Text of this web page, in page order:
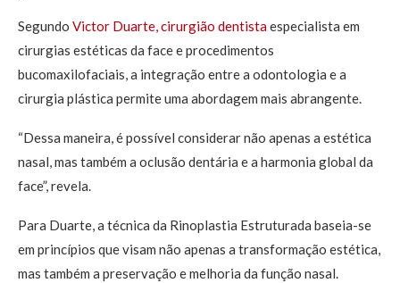
Segundo Victor Duarte, cirurgião dentistaespecialista em
cirurgias estéticas da face e procedimentos
bucomaxilofaciais, a integração entre a odontologia e a
cirurgia plástica permite uma abordagem mais abrangente.
“Dessa maneira, é possível considerar não apenas a estética
nasal, mas também a oclusão dentária e a harmonia global da
face”, revela.
Para Duarte, a técnica da Rinoplastia Estruturada baseia-se
em princípios que visam não apenas a transformação estética,
mas também a preservação e melhoria da função nasal.